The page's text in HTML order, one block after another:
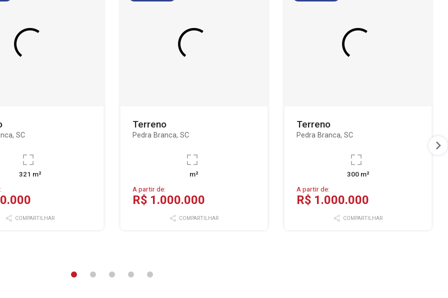
SC
321 m²
COMPARTILHAR
Terreno
Pedra Branca, SC
m²
A partir de:
R$ 1.000.000
COMPARTILHAR
Terreno
Pedra Branca, SC
300 m²
A partir de:
R$ 1.000.000
COMPARTILHAR